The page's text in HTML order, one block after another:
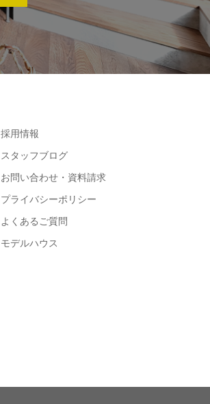
採用情報
スタッフブログ
お問い合わせ・資料請求
プライバシーポリシー
よくあるご質問
モデルハウス